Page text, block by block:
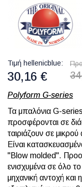
Τιμή hellenicblue
30,16 €
Polyform G-series
Τα μπαλόνια G-
προσφέρονται σε
ταιριάζουν σε
Είναι
''Blow molded''.
ενισχυμένα σε όλο
μηχανική αντοχή και